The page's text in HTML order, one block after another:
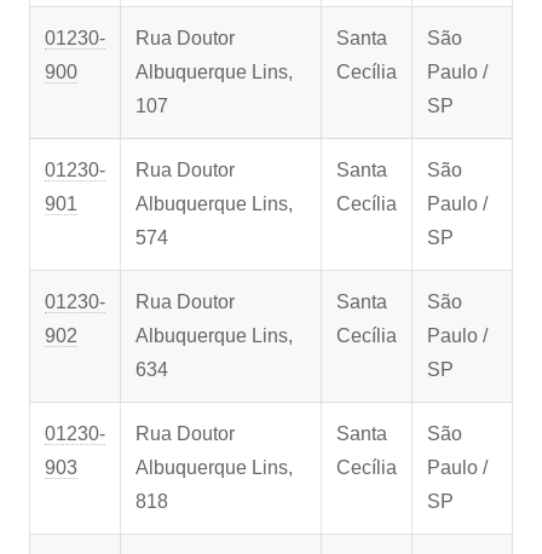
01230-
900
Rua Doutor
Albuquerque Lins,
107
Santa
Cecília
São
Paulo /
SP
01230-
901
Rua Doutor
Albuquerque Lins,
574
Santa
Cecília
São
Paulo /
SP
01230-
902
Rua Doutor
Albuquerque Lins,
634
Santa
Cecília
São
Paulo /
SP
01230-
903
Rua Doutor
Albuquerque Lins,
818
Santa
Cecília
São
Paulo /
SP